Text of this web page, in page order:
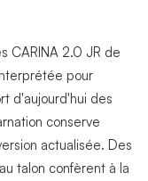
CARINA 2.0 JR de
pour
d'aujourd'hui des
conserve
actualisée. Des
talon confèrent à la